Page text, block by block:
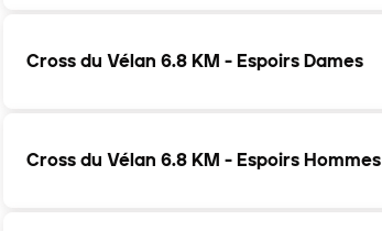
Cross du Vélan 6.8 KM - Espoirs Dames
Cross du Vélan 6.8 KM - Espoirs Hommes